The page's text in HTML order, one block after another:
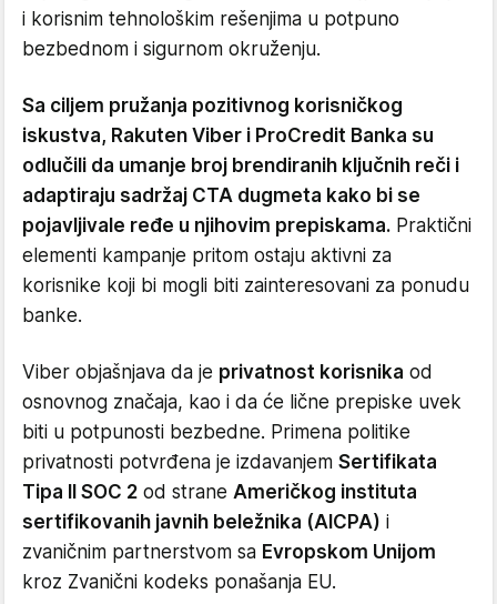
i korisnim tehnološkim rešenjima u potpuno
bezbednom i sigurnom okruženju.
Sa ciljem pružanja pozitivnog korisničkog
iskustva, Rakuten Viber i ProCredit Banka su
odlučili da umanje broj brendiranih ključnih reči i
adaptiraju sadržaj CTA dugmeta kako bi se
pojavljivale ređe u njihovim prepiskama. Praktični
elementi kampanje pritom ostaju aktivni za
korisnike koji bi mogli biti zainteresovani za ponudu
banke.
Viber objašnjava da je privatnost korisnika od
osnovnog značaja, kao i da će lične prepiske uvek
biti u potpunosti bezbedne. Primena politike
privatnosti potvrđena je izdavanjem Sertifikata
Tipa II SOC 2 od strane Američkog instituta
sertifikovanih javnih beležnika (AICPA) i
zvaničnim partnerstvom sa Evropskom Unijom
kroz Zvanični kodeks ponašanja EU.